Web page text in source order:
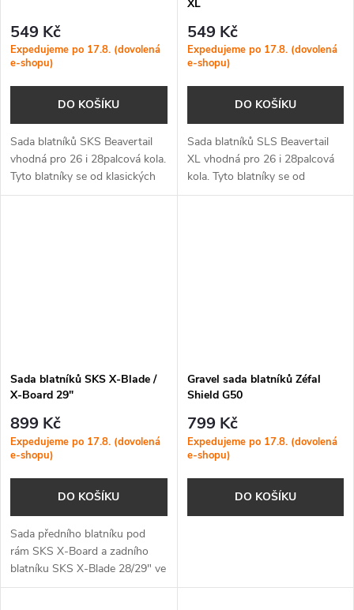
549 Kč
Expedujeme po 17.8. (dovolená
e-shopu)
DO KOŠÍKU
Sada blatníků SKS Beavertail
vhodná pro 26 i 28palcová kola.
Tyto blatníky se od klasických
liší především líbivým designem
XL
549 Kč
Expedujeme po 17.8. (dovolená
e-shopu)
DO KOŠÍKU
Sada blatníků SLS Beavertail
XL vhodná pro 26 i 28palcová
kola. Tyto blatníky se od
klasických liší především líbivým
Sada blatníků SKS X-Blade /
X-Board 29"
899 Kč
Expedujeme po 17.8. (dovolená
e-shopu)
DO KOŠÍKU
Sada předního blatníku pod
rám SKS X-Board a zadního
blatníku SKS X-Blade 28/29" ve
zvýhodněném setu.
Gravel sada blatníků Zéfal
Shield G50
799 Kč
Expedujeme po 17.8. (dovolená
e-shopu)
DO KOŠÍKU